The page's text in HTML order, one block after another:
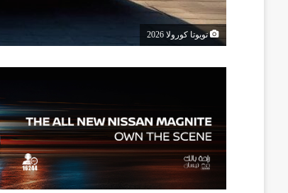
تويوتا كورولا 2026